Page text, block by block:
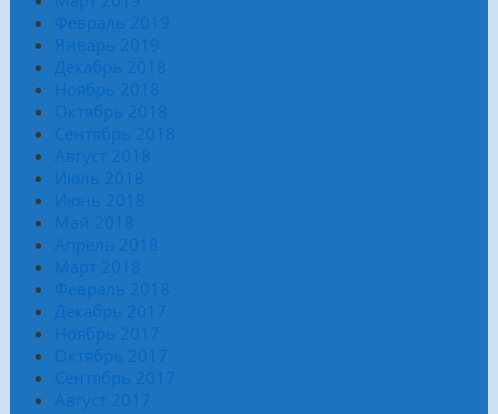
Февраль 2019
Январь 2019
Декабрь 2018
Ноябрь 2018
Октябрь 2018
Сентябрь 2018
Август 2018
Июль 2018
Июнь 2018
Май 2018
Апрель 2018
Март 2018
Февраль 2018
Декабрь 2017
Ноябрь 2017
Октябрь 2017
Сентябрь 2017
Август 2017